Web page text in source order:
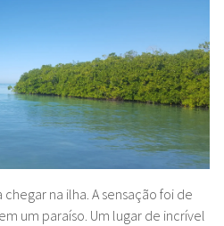
na ilha. A sensação foi de
em um paraíso. Um lugar de incrível